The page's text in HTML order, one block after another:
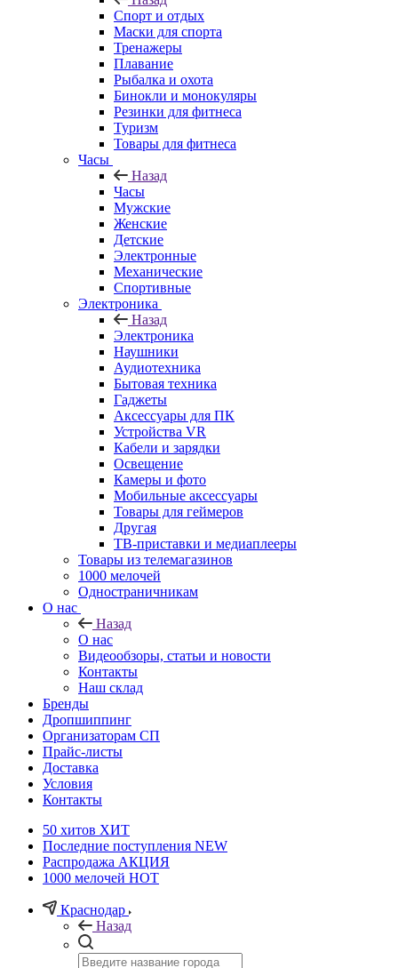
Спорт и отдых
Маски для спорта
Тренажеры
Плавание
Рыбалка и охота
Бинокли и монокуляры
Резинки для фитнеса
Туризм
Товары для фитнеса
Часы
Назад
Часы
Мужские
Женские
Детские
Электронные
Механические
Спортивные
Электроника
Назад
Электроника
Наушники
Аудиотехника
Бытовая техника
Гаджеты
Аксессуары для ПК
Устройства VR
Кабели и зарядки
Освещение
Камеры и фото
Мобильные аксессуары
Товары для геймеров
Другая
ТВ-приставки и медиаплееры
Товары из телемагазинов
1000 мелочей
Одностраничникам
О нас
Назад
О нас
Видеообзоры, статьи и новости
Контакты
Наш склад
Бренды
Дропшиппинг
Организаторам СП
Прайс-листы
Доставка
Условия
Контакты
50 хитов ХИТ
Последние поступления NEW
Распродажа АКЦИЯ
1000 мелочей HOT
Краснодар
Назад